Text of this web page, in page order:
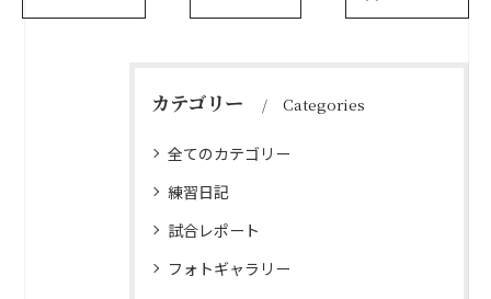
カテゴリー Categories
全てのカテゴリー
練習日記
試合レポート
フォトギャラリー